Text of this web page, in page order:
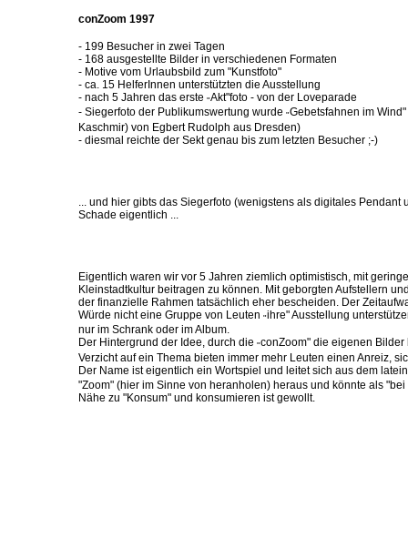
conZoom 1997
- 199 Besucher in zwei Tagen
- 168 ausgestellte Bilder in verschiedenen Formaten
- Motive vom Urlaubsbild zum "Kunstfoto"
- ca. 15 HelferInnen unterstützten die Ausstellung
- nach 5 Jahren das erste "Akt"foto - von der Loveparade
- Siegerfoto der Publikumswertung wurde "Gebetsfahnen im
Kaschmir) von Egbert Rudolph aus Dresden)
- diesmal reichte der Sekt genau bis zum letzten Besucher ;-)
... und hier gibts das Siegerfoto (wenigstens als digitales
Schade eigentlich ...
Eigentlich waren wir vor 5 Jahren ziemlich optimistisch, mit
Kleinstadtkultur beitragen zu können. Mit geborgten Aufstellern
der finanzielle Rahmen tatsächlich eher bescheiden. Der
Würde nicht eine Gruppe von Leuten "ihre" Ausstellung
nur im Schrank oder im Album.
Der Hintergrund der Idee, durch die "conZoom" die eigenen
Verzicht auf ein Thema bieten immer mehr Leuten einen Anreiz,
Der Name ist eigentlich ein Wortspiel und leitet sich aus dem
"Zoom" (hier im Sinne von heranholen) heraus und könnte als
Nähe zu "Konsum" und konsumieren ist gewollt.